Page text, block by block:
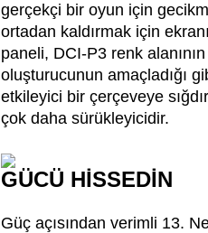
gerçekçi bir oyun için
ortadan kaldırmak için
paneli, DCI-P3 renk
oluşturucunun amaçladığı
etkileyici bir çerçeveye
çok daha sürükleyicidir.
GÜCÜ HİSSEDİN
Güç açısından verimli 13.